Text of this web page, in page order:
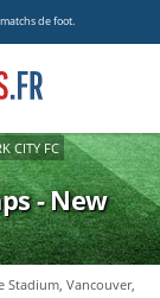
de foot.
CITY FC
- New
Stadium, Vancouver,